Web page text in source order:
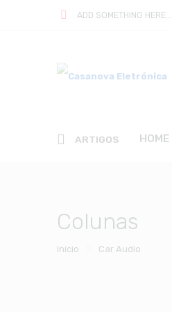
ADD SOMETHING HERE...
ARTIGOS HOME
Colunas
Início Car Audio